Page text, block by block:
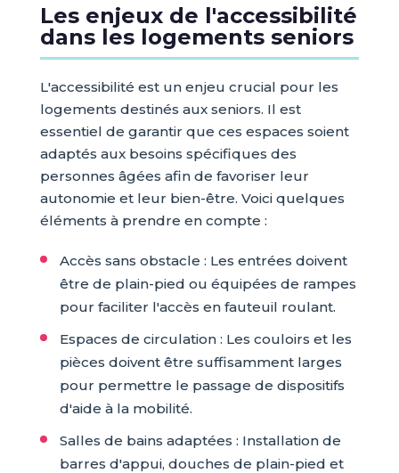
Les enjeux de l'accessibilité
dans les logements seniors
L'accessibilité est un enjeu crucial pour les
logements destinés aux seniors. Il est
essentiel de garantir que ces espaces soient
adaptés aux besoins spécifiques des
personnes âgées afin de favoriser leur
autonomie et leur bien-être. Voici quelques
éléments à prendre en compte :
Accès sans obstacle : Les entrées doivent
être de plain-pied ou équipées de rampes
pour faciliter l'accès en fauteuil roulant.
Espaces de circulation : Les couloirs et les
pièces doivent être suffisamment larges
pour permettre le passage de dispositifs
d'aide à la mobilité.
Salles de bains adaptées : Installation de
barres d'appui, douches de plain-pied et